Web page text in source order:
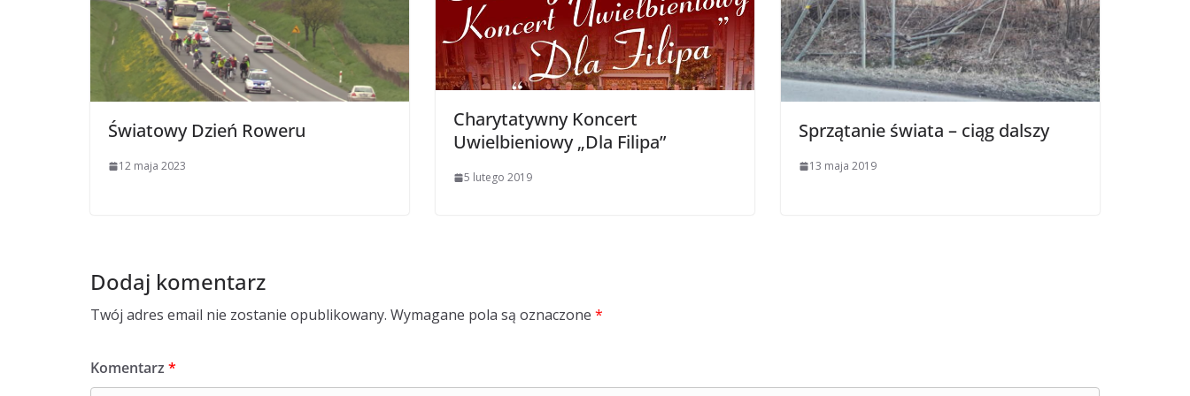
Światowy Dzień Roweru
12 maja 2023
Charytatywny Koncert
Uwielbieniowy „Dla Filipa”
5 lutego 2019
Sprzątanie świata – ciąg dalszy
13 maja 2019
Dodaj komentarz
Twój adres email nie zostanie opublikowany. Wymagane pola są oznaczone *
Komentarz *